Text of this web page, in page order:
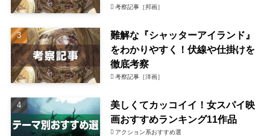
考察記事［邦画］
難解な『シャッターアイランド』
をわかりやすく！伏線や仕掛けを
徹底考察
考察記事［洋画］
美しくてカッコイイ！女スパイ映
画おすすめランキング11作品
アクション系おすすめ選